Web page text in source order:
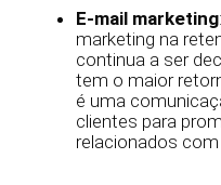
E-mail marketing
marketing na
continua a ser
tem o maior
é uma
clientes para
relacionados